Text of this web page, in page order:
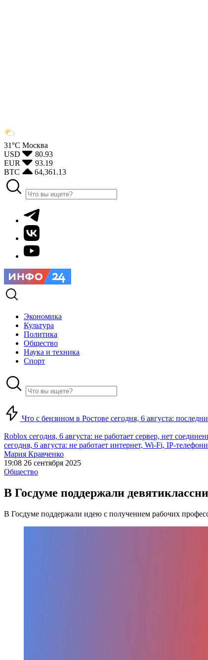
31°С Москва
USD
80.93
EUR
93.19
BTC
64,361.13
Экономика
Культура
Политика
Общество
Наука и техника
Спорт
Что с бензином в Ростове сегодня, 6 августа:
Roblox сегодня, 6 августа: не работает сервер, нет
сегодня, 6 августа: не работает интернет, Wi-Fi, IP-
Мария Кравченко
19:08 26 сентября 2025
Общество
В Госдуме поддержали
В Госдуме поддержали идею с получением рабочих